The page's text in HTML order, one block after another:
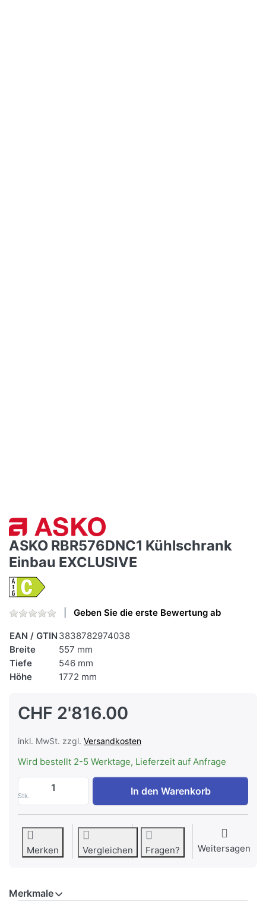
ASKO RBR576DNC1 Kühlschrank
Einbau EXCLUSIVE
Geben Sie die erste Bewertung ab
EAN / GTIN 3838782974038
Breite
557 mm
Tiefe
546 mm
Höhe
1772 mm
CHF 2'816.00
inkl. MwSt. zzgl. Versandkosten
Wird bestellt 2-5 Werktage, Lieferzeit auf Anfrage
Stk.
ASKO RBR576DNC1 Kühlschrank Einbau
In den Warenkorb
Merken Vergleichen Fragen? Weitersagen
Merkmale